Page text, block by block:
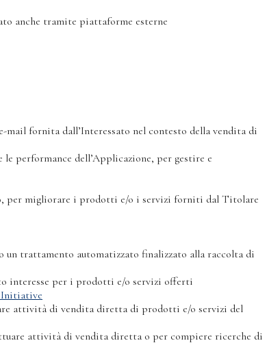
anche tramite piattaforme esterne
fornita dall’Interessato nel contesto della vendita di
performance dell’Applicazione, per gestire e
per migliorare i prodotti e/o i servizi forniti dal Titolare
trattamento automatizzato finalizzato alla raccolta di
interesse per i prodotti e/o servizi offerti
attività di vendita diretta di prodotti e/o servizi del
attività di vendita diretta o per compiere ricerche di